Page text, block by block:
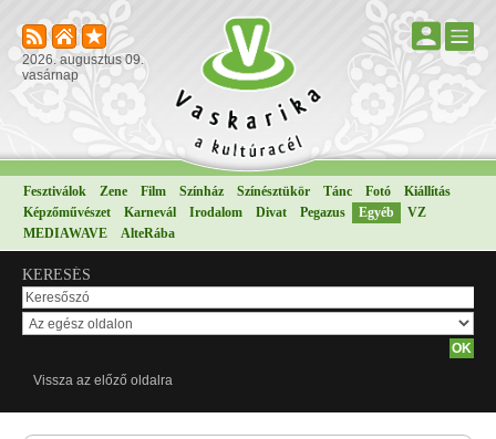
2026. augusztus 09.
vasárnap
Fesztiválok Zene Film Színház Színésztükör Tánc Fotó
Kiállítás
Képzőművészet
Karnevál Irodalom Divat Pegazus Egyéb
VZ
MEDIAWAVE
AlteRába
KERESÉS
Vissza az előző oldalra